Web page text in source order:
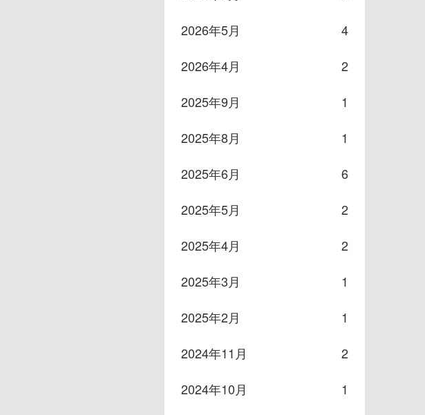
2026年5月
4
2026年4月
2
2025年9月
1
2025年8月
1
2025年6月
6
2025年5月
2
2025年4月
2
2025年3月
1
2025年2月
1
2024年11月
2
2024年10月
1